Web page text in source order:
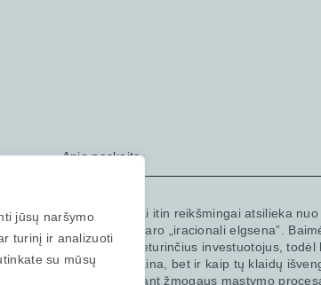
jūsų naršymo
turinį ir analizuoti
su mūsų
Apie paskaitą
„eiliniai” investuotojai itin reikšmingai atsilieka nuo
įtaką jų rezultatams daro „iracionali elgsena”.
aiškaus plano neturinčius investuotojus, todėl
klaidų kaina, bet ir kaip tų klaidų
skiriame aptariant žmogaus mąstymo